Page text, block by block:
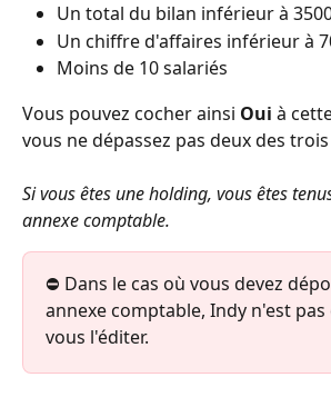
Un total du bilan inférieur à
Un chiffre d'affaires inférieur à
Moins de 10 salariés
Vous pouvez cocher ainsi Oui à
vous ne dépassez pas deux des
Si vous êtes une holding, vous êtes
annexe comptable.
⛔️ Dans le cas où vous devez
annexe comptable, Indy n'est
vous l'éditer.